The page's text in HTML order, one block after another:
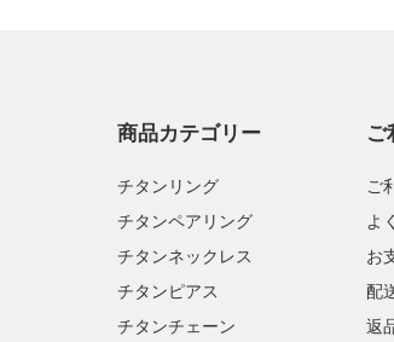
商品カテゴリー
チタンリング
チタンペアリング
チタンネックレス
チタンピアス
チタンチェーン
ご
ご
よ
お
配
返